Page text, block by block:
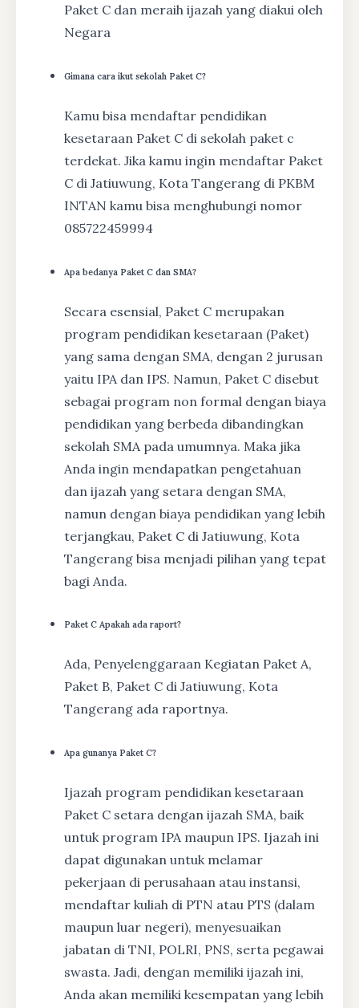
Paket C dan meraih ijazah yang diakui oleh
Negara
Gimana cara ikut sekolah Paket C?
Kamu bisa mendaftar pendidikan
kesetaraan Paket C di sekolah paket c
terdekat. Jika kamu ingin mendaftar Paket
C di Jatiuwung, Kota Tangerang di PKBM
INTAN kamu bisa menghubungi nomor
085722459994
Apa bedanya Paket C dan SMA?
Secara esensial, Paket C merupakan
program pendidikan kesetaraan (Paket)
yang sama dengan SMA, dengan 2 jurusan
yaitu IPA dan IPS. Namun, Paket C disebut
sebagai program non formal dengan biaya
pendidikan yang berbeda dibandingkan
sekolah SMA pada umumnya. Maka jika
Anda ingin mendapatkan pengetahuan
dan ijazah yang setara dengan SMA,
namun dengan biaya pendidikan yang lebih
terjangkau, Paket C di Jatiuwung, Kota
Tangerang bisa menjadi pilihan yang tepat
bagi Anda.
Paket C Apakah ada raport?
Ada, Penyelenggaraan Kegiatan Paket A,
Paket B, Paket C di Jatiuwung, Kota
Tangerang ada raportnya.
Apa gunanya Paket C?
Ijazah program pendidikan kesetaraan
Paket C setara dengan ijazah SMA, baik
untuk program IPA maupun IPS. Ijazah ini
dapat digunakan untuk melamar
pekerjaan di perusahaan atau instansi,
mendaftar kuliah di PTN atau PTS (dalam
maupun luar negeri), menyesuaikan
jabatan di TNI, POLRI, PNS, serta pegawai
swasta. Jadi, dengan memiliki ijazah ini,
Anda akan memiliki kesempatan yang lebih